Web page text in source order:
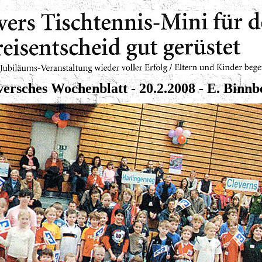
Wochenblatt - 20.2.2008 - E.